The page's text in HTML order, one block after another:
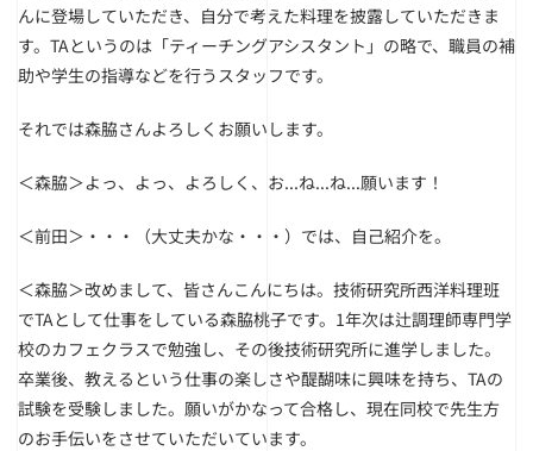
んに登場していただき、自分で考えた料理を披露していただきま
す。TAというのは「ティーチングアシスタント」の略で、職員の補
助や学生の指導などを行うスタッフです。
それでは森脇さんよろしくお願いします。
＜森脇＞よっ、よっ、よろしく、お...ね...ね...願います！
＜前田＞・・・（大丈夫かな・・・）では、自己紹介を。
＜森脇＞改めまして、皆さんこんにちは。技術研究所西洋料理班
でTAとして仕事をしている森脇桃子です。1年次は辻調理師専門学
校のカフェクラスで勉強し、その後技術研究所に進学しました。
卒業後、教えるという仕事の楽しさや醍醐味に興味を持ち、TAの
試験を受験しました。願いがかなって合格し、現在同校で先生方
のお手伝いをさせていただいています。